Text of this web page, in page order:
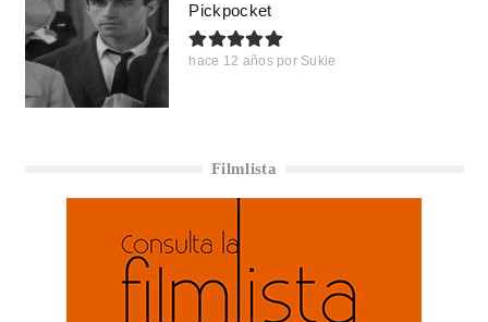
Pickpocket
hace 12 años por Sukie
Filmlista